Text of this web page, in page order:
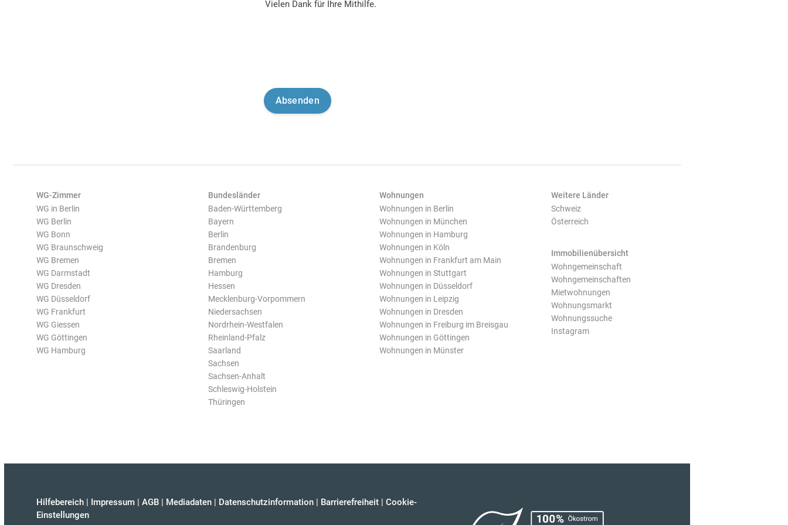
Vielen Dank für Ihre Mithilfe.
WG-Zimmer
WG in Berlin
WG Berlin
WG Bonn
WG Braunschweig
WG Bremen
WG Darmstadt
WG Dresden
WG Düsseldorf
WG Frankfurt
WG Giessen
WG Göttingen
WG Hamburg
Bundesländer
Baden-Württemberg
Bayern
Berlin
Brandenburg
Bremen
Hamburg
Hessen
Mecklenburg-Vorpommern
Niedersachsen
Nordrhein-Westfalen
Rheinland-Pfalz
Saarland
Sachsen
Sachsen-Anhalt
Schleswig-Holstein
Thüringen
Wohnungen
Wohnungen in Berlin
Wohnungen in München
Wohnungen in Hamburg
Wohnungen in Köln
Wohnungen in Frankfurt am Main
Wohnungen in Stuttgart
Wohnungen in Düsseldorf
Wohnungen in Leipzig
Wohnungen in Dresden
Wohnungen in Freiburg im Breisgau
Wohnungen in Göttingen
Wohnungen in Münster
Weitere Länder
Schweiz
Österreich
Immobilienübersicht
Wohngemeinschaft
Wohngemeinschaften
Mietwohnungen
Wohnungsmarkt
Wohnungssuche
Instagram
Hilfebereich | Impressum | AGB | Mediadaten | Datenschutzinformation | Barrierefreiheit | Cookie-
Einstellungen